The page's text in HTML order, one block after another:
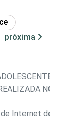
próxima
NO
Internet de 11 a